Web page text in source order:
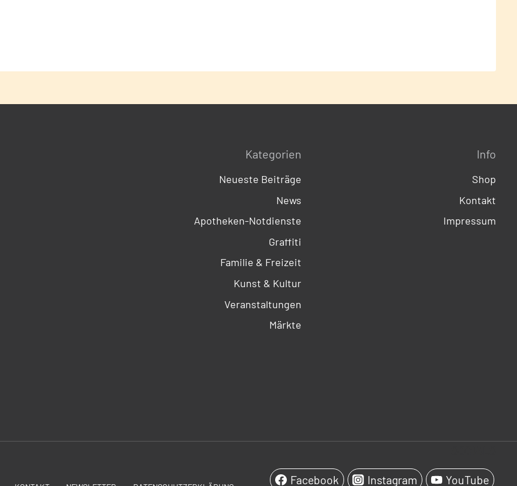
Kategorien
Neueste Beiträge
News
Apotheken-Notdienste
Graffiti
Familie & Freizeit
Kunst & Kultur
Veranstaltungen
Märkte
Info
Shop
Kontakt
Impressum
Facebook Instagram YouTube